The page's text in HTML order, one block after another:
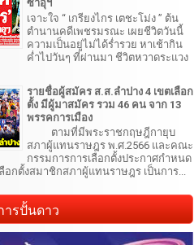
ซาอุฯ
เจาะใจ “ เกรียงไกร เตชะโม่ง ” ต้น
ตำนานคดีเพชรมรณะ เผยชีวิตวันนี้
ความเป็นอยู่ไม่ได้ร่ำรวย หาเช้ากิน
ค่ำไปวันๆ ที่ผ่านมา ชีวิตหวาดระแวง
รายชื่อผู้สมัคร ส.ส.ลำปาง 4 เขตเลือก
ตั้ง มีผู้มาสมัคร รวม 46 คน จาก 13
พรรคการเมือง
ตามที่มีพระราชกฤษฎีกายุบ
สภาผู้แทนราษฎร พ.ศ.2566 และคณะ
กรรมการการเลือกตั้งประกาศกำหนด
อกตั้งสมาชิกสภาผู้แทนราษฎร เป็นการ...
ารปั้นดาว